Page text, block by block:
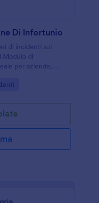
Di Infortunio
di incidenti sul
Modulo di
per aziende,